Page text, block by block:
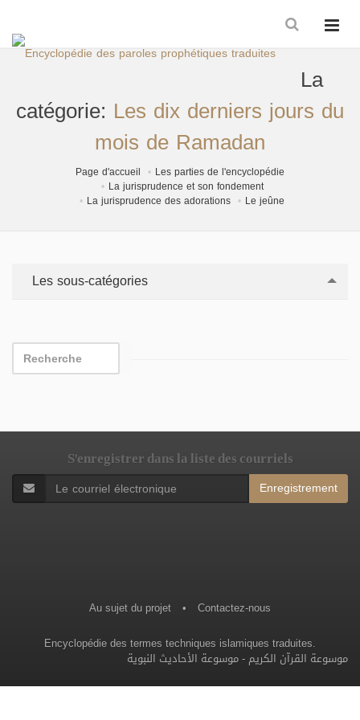
La
catégorie: Les dix derniers jours du
mois de Ramadan
Page d'accueil
Les parties de l'encyclopédie
La jurisprudence et son fondement
La jurisprudence des adorations
Le jeûne
Les sous-catégories
S'enregistrer dans la liste des courriels
Enregistrement
Au sujet du projet • Contactez-nous
Encyclopédie des termes techniques islamiques traduites.
موسوعة القرآن الكريم -موسوعة الأحاديث النبوية